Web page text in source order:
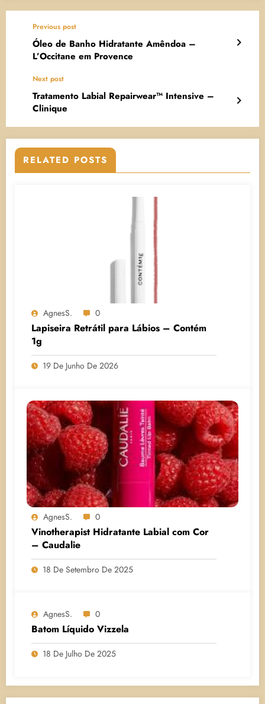
Previous post
Óleo de Banho Hidratante Amêndoa –
L’Occitane em Provence
Next post
Tratamento Labial Repairwear™ Intensive –
Clinique
RELATED POSTS
AgnesS. 0
Lapiseira Retrátil para Lábios – Contém
1g
19 De Junho De 2026
AgnesS. 0
Vinotherapist Hidratante Labial com Cor
– Caudalie
18 De Setembro De 2025
AgnesS. 0
Batom Líquido Vizzela
18 De Julho De 2025